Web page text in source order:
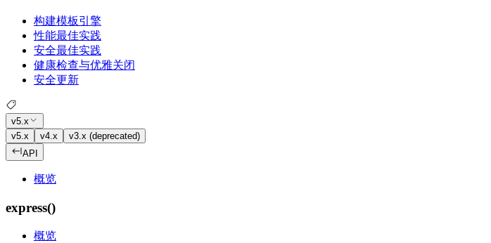
构建模板引擎
性能最佳实践
安全最佳实践
健康检查与优雅关闭
安全更新
v5.x
v5.x
v4.x
v3.x (deprecated)
API
概览
express()
概览